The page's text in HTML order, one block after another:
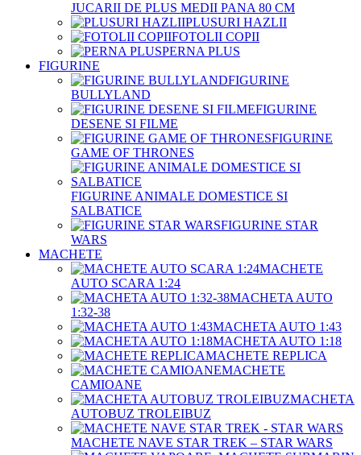
JUCARII DE PLUS MEDII PANA 80 CM
PLUSURI HAZLII
FOTOLII COPII
PERNA PLUS
FIGURINE
FIGURINE
BULLYLAND
FIGURINE
DESENE SI FILME
FIGURINE
GAME OF THRONES
FIGURINE ANIMALE DOMESTICE SI
SALBATICE
FIGURINE STAR
WARS
MACHETE
MACHETE
AUTO SCARA 1:24
MACHETA AUTO
1:32-38
MACHETA AUTO 1:43
MACHETA AUTO 1:18
MACHETE REPLICA
MACHETE
CAMIOANE
MACHETA
AUTOBUZ TROLEIBUZ
MACHETE NAVE STAR TREK – STAR WARS